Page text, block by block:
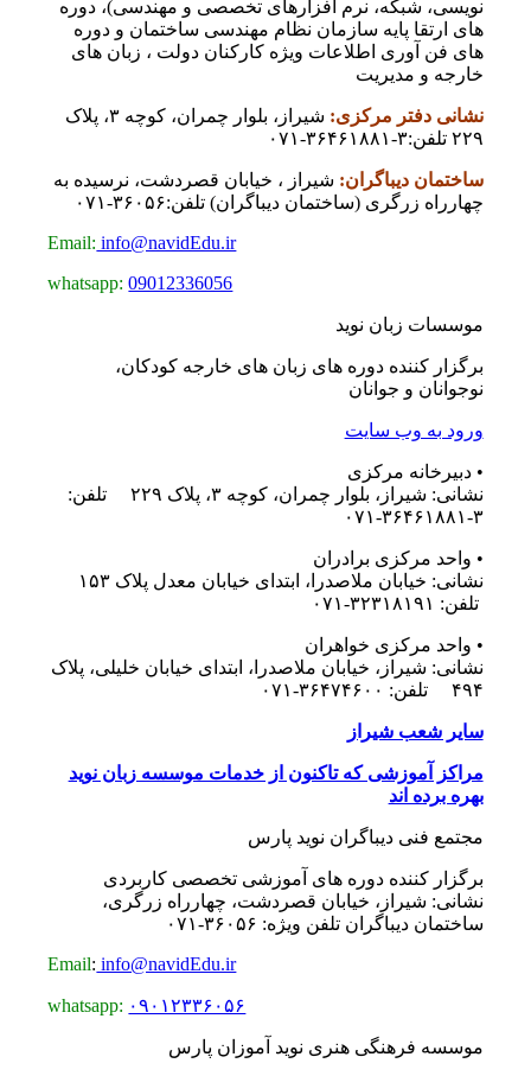
نویسی، شبکه، نرم افزارهای تخصصی و مهندسی)، دوره
های ارتقا پایه سازمان نظام مهندسی ساختمان و دوره
های فن آوری اطلاعات ویژه کارکنان دولت ، زبان های
خارجه و مدیریت
نشانی دفتر مرکزی:
شیراز، بلوار چمران، کوچه ۳، پلاک
۲۲۹ تلفن:۳-۳۶۴۶۱۸۸۱-۰۷۱
ساختمان دیباگران: شیراز ، خیابان قصردشت، نرسیده به
چهارراه زرگری (ساختمان دیباگران) تلفن:۳۶۰۵۶-۰۷۱
Email: info@navidEdu.ir
whatsapp: 09012336056
موسسات زبان نوید
برگزار کننده دوره های زبان های خارجه کودکان،
نوجوانان و جوانان
ورود به وب سایت
• دبیرخانه مرکزی
نشانی: شیراز، بلوار چمران، کوچه ۳، پلاک ۲۲۹ تلفن:
۳-۳۶۴۶۱۸۸۱-۰۷۱
• واحد مرکزی برادران
تلفن: ۳۲۳۱۸۱۹۱-۰۷۱
• واحد مرکزی خواهران
نشانی: شیراز، خیابان ملاصدرا، ابتدای خیابان خلیلی، پلاک
۴۹۴ تلفن: ۳۶۴۷۴۶۰۰-۰۷۱
سایر شعب شیراز
مراکز آموزشی که تاکنون از خدمات موسسه زبان نوید
بهره برده اند
مجتمع فنی دیباگران نوید پارس
برگزار کننده دوره های آموزشی تخصصی کاربردی
نشانی: شیراز، خیابان قصردشت، چهارراه زرگری،
ساختمان دیباگران تلفن ویژه: ۳۶۰۵۶-۰۷۱
Email: info@navidEdu.ir
whatsapp: ۰۹۰۱۲۳۳۶۰۵۶
موسسه فرهنگی هنری نوید آموزان پارس